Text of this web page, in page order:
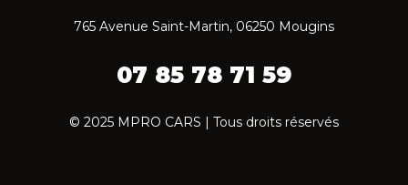
765 Avenue Saint-Martin, 06250 Mougins
07 85 78 71 59‬
© 2025 MPRO CARS | Tous droits réservés